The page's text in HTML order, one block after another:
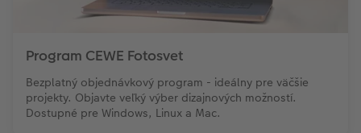
Program CEWE Fotosvet
Bezplatný objednávkový program - ideálny pre väčšie
projekty. Objavte veľký výber dizajnových možností.
Dostupné pre Windows, Linux a Mac.